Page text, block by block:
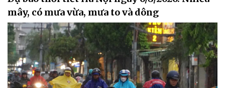
mây, có mưa vừa, mưa to và dông